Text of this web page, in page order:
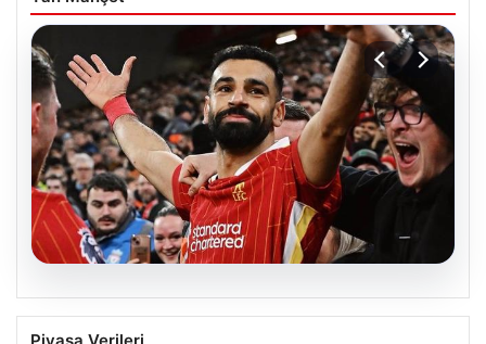
Yılın transferi! Mohamed Salah